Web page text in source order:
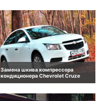
Замена шкива компрессора
кондиционера Chevrolet Cruze